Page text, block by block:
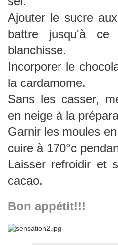
Ajouter le sucre
battre jusqu'à ce
blanchisse.
Incorporer le
la cardamome.
Sans les casser,
en neige à la
Garnir les moules
cuire à 170°c
Laisser refroidir et
cacao.
Bon appétit!!!